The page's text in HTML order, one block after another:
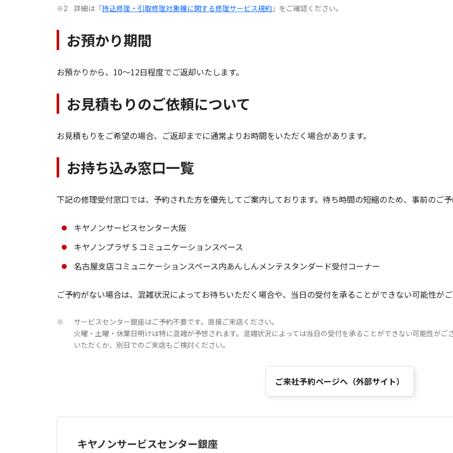
※2 詳細は「持込修理・引取修理対象機に関する修理サービス規約 」をご確認ください。
お預かり期間
お預かりから、10～12日程度でご返却いたします。
お見積もりのご依頼について
お見積もりをご希望の場合、ご返却までに通常よりお時間をいただく場合があります。
お持ち込み窓口一覧
下記の修理受付窓口では、予約された方を優先してご案内しております。待ち時間の短縮のため、事前のご予
キヤノンサービスセンター大阪
キヤノンプラザ S コミュニケーションスペース
名古屋支店コミュニケーションスペース内あんしんメンテスタンダード受付コーナー
ご予約がない場合は、混雑状況によってお待ちいただく場合や、当日の受付を承ることができない可能性が
※
サービスセンター銀座はご予約不要です。直接ご来店ください。
火曜・土曜・休業日明けは特に混雑が予想されます。混雑状況によっては当日の受付を承ることができない可能性がご
いただくか、別日でのご来店もご検討ください。
ご来社予約ページへ（外部サイト）
キヤノンサービスセンター銀座